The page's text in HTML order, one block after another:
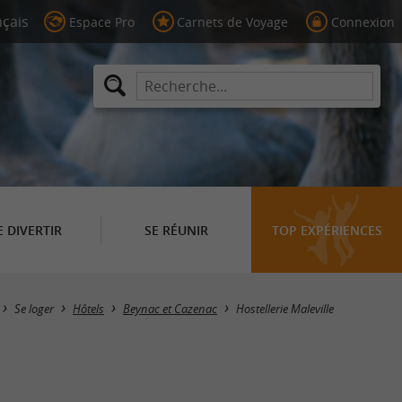
Espace Pro Carnets de Voyage Connexion
DIVERTIR SE RÉUNIR TOP EXPÉRIENCES
Se loger Hôtels Beynac et Cazenac Hostellerie Maleville